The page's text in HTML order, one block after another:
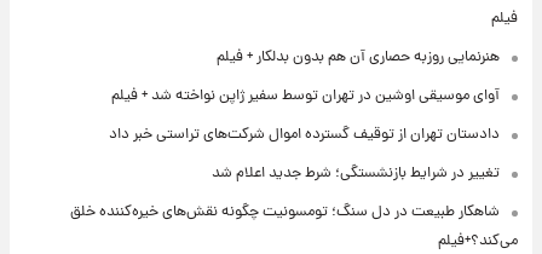
فیلم
هنرنمایی روزبه حصاری آن هم بدون بدلکار + فیلم
آوای موسیقی اوشین در تهران توسط سفیر ژاپن نواخته شد + فیلم
دادستان تهران از توقیف گسترده اموال شرکت‌های تراستی خبر داد
تغییر در شرایط بازنشستگی؛ شرط جدید اعلام شد
شاهکار طبیعت در دل سنگ؛ تومسونیت چگونه نقش‌های خیره‌کننده خلق
می‌کند؟+فیلم